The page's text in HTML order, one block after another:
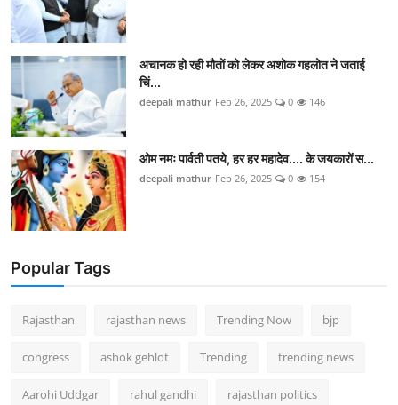
अचानक हो रही मौतों को लेकर अशोक गहलोत ने जताई
च‍िं...
deepali mathur Feb 26, 2025 0 146
ओम नमः पार्वती पतये, हर हर महादेव.... के जयकारों स...
deepali mathur Feb 26, 2025 0 154
Popular Tags
Rajasthan rajasthan news Trending Now bjp
congress ashok gehlot Trending trending news
Aarohi Uddgar rahul gandhi rajasthan politics